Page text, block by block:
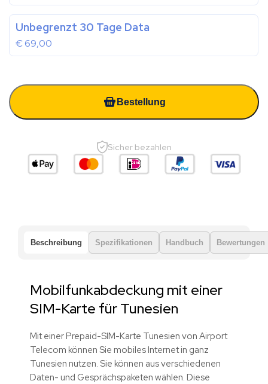
Unbegrenzt 30 Tage Data
€69,00
Bestellung
Sicher bezahlen
Beschreibung Spezifikationen Handbuch Bewertungen
Mobilfunkabdeckung mit einer
SIM-Karte für Tunesien
Mit einer Prepaid-SIM-Karte Tunesien von Airport
Telecom können Sie mobiles Internet in ganz
Tunesien nutzen. Sie können aus verschiedenen
Daten- und Gesprächspaketen wählen. Diese